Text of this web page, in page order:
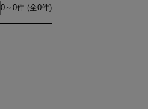
0～0件 (全0件)